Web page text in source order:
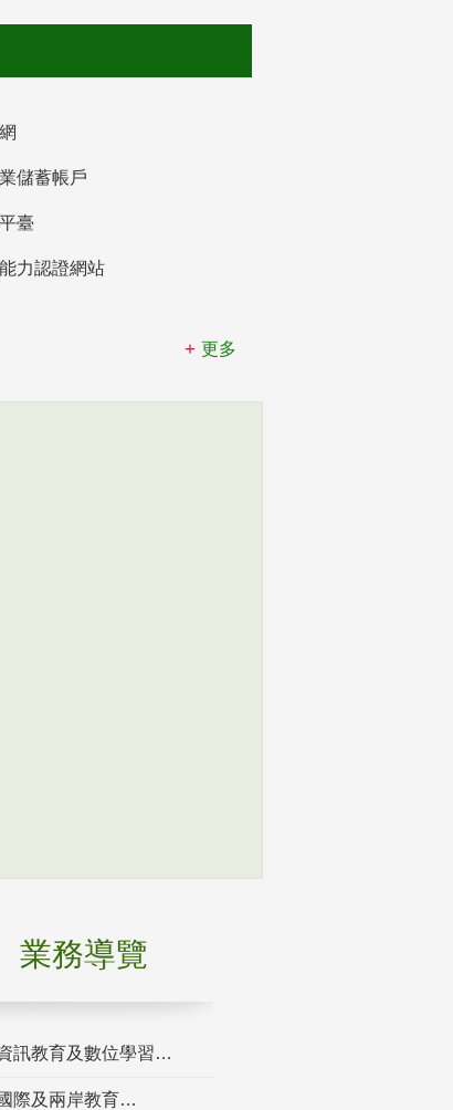
儲蓄帳戶
臺
力認證網站
更多
業務導覽
訊教育及數位學習
際及兩岸教育